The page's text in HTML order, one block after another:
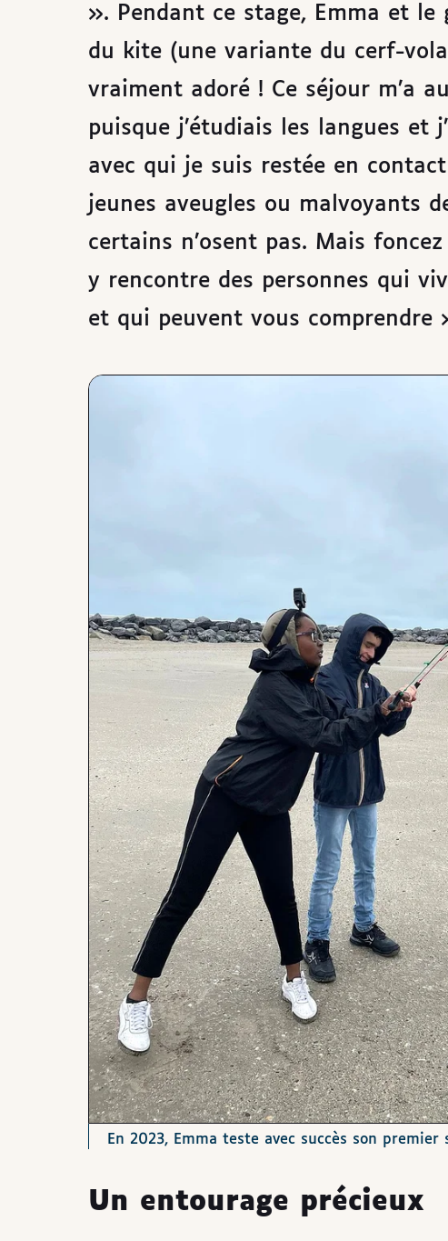
». Pendant ce stage, Emma et
du kite (une variante du cerf-
vraiment adoré ! Ce séjour m’a
puisque j’étudiais les langues et
avec qui je suis restée en
jeunes aveugles ou malvoyants
certains n’osent pas. Mais
y rencontre des personnes qui
et qui peuvent vous comprendre
En 2023, Emma teste avec succès son premier
Un entourage précieux